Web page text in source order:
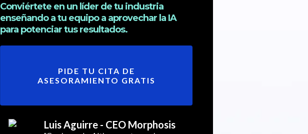
Conviértete en un líder de tu industria
enseñando a tu equipo a aprovechar la IA
para potenciar tus resultados.
PIDE TU CITA DE
ASESORAMIENTO GRATIS
Luis Aguirre - CEO Morphosis